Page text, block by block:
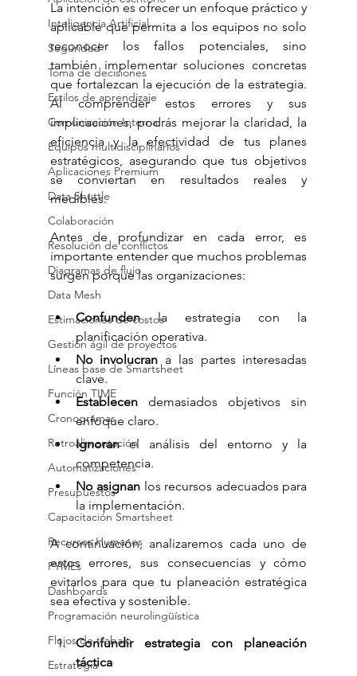
Inteligencia Artificial
Seguridad
Toma de decisiones
Estilos de aprendizaje
Comunicación Interna
Equipos multidisciplinarios
Aplicaciones Premium
Data Shuttle
Colaboración
Resolución de conflictos
Diagramas de flujo
Data Mesh
Estimaciones de costos
Gestión ágil de proyectos
Líneas base de Smartsheet
Función TIME
Cronogramas
Retroalimentación
Automatizaciones
Presupuestos
Capacitación Smartsheet
Recursos Humanos
PYMEs
Dashboards
Programación neurolingüística
Flujos de trabajo
Estrategia
La intención es ofrecer un enfoque práctico y
aplicable que permita a los equipos no solo
reconocer los fallos potenciales, sino
también implementar soluciones concretas
que fortalezcan la ejecución de la estrategia.
Al comprender estos errores y sus
implicaciones, podrás mejorar la claridad, la
eficiencia y la efectividad de tus planes
estratégicos, asegurando que tus objetivos
se conviertan en resultados reales y
medibles.
Antes de profundizar en cada error, es
importante entender que muchos problemas
surgen porque las organizaciones:
Confunden la estrategia con la
planificación operativa.
No involucran a las partes interesadas
clave.
Establecen demasiados objetivos sin
enfoque claro.
Ignoran el análisis del entorno y la
competencia.
No asignan los recursos adecuados para
la implementación.
A continuación, analizaremos cada uno de
estos errores, sus consecuencias y cómo
evitarlos para que tu planeación estratégica
sea efectiva y sostenible.
Confundir estrategia con planeación
táctica